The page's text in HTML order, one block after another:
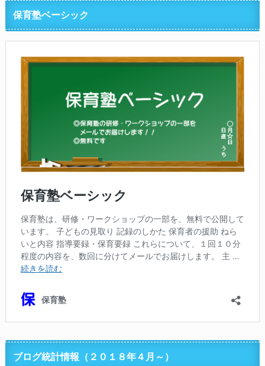
保育塾ベーシック
ブログ統計情報（２０１８年４月～）